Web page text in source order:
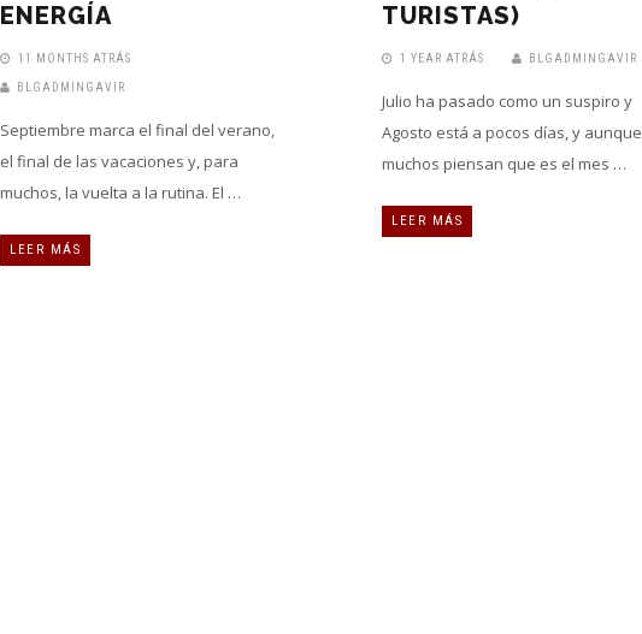
ENERGÍA
11 MONTHS ATRÁS
BLGADMINGAVIR
Septiembre marca el final del verano,
el final de las vacaciones y, para
muchos, la vuelta a la rutina. El …
LEER MÁS
TURISTAS)
1 YEAR ATRÁS BLGADMINGAVIR
Julio ha pasado como un suspiro y
Agosto está a pocos días, y aunque
muchos piensan que es el mes …
LEER MÁS